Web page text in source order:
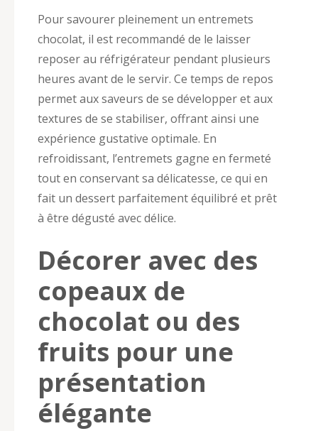
Pour savourer pleinement un entremets
chocolat, il est recommandé de le laisser
reposer au réfrigérateur pendant plusieurs
heures avant de le servir. Ce temps de repos
permet aux saveurs de se développer et aux
textures de se stabiliser, offrant ainsi une
expérience gustative optimale. En
refroidissant, l’entremets gagne en fermeté
tout en conservant sa délicatesse, ce qui en
fait un dessert parfaitement équilibré et prêt
à être dégusté avec délice.
Décorer avec des
copeaux de
chocolat ou des
fruits pour une
présentation
élégante